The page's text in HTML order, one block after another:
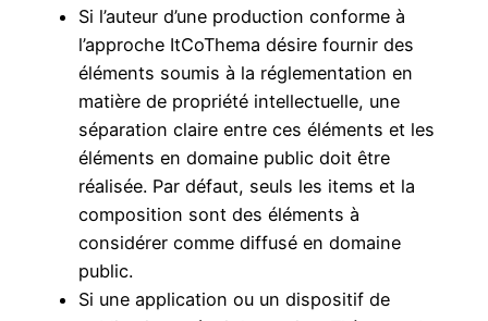
Si l’auteur d’une production conforme à
l’approche ItCoThema désire fournir des
éléments soumis à la réglementation en
matière de propriété intellectuelle, une
séparation claire entre ces éléments et les
éléments en domaine public doit être
réalisée. Par défaut, seuls les items et la
composition sont des éléments à
considérer comme diffusé en domaine
public.
Si une application ou un dispositif de